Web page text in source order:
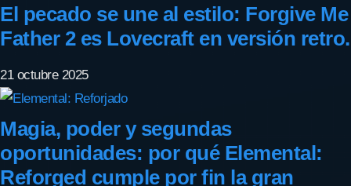
El pecado se une al estilo: Forgive Me
Father 2 es Lovecraft en versión retro.
21 octubre 2025
Magia, poder y segundas
oportunidades: por qué Elemental:
Reforged cumple por fin la gran